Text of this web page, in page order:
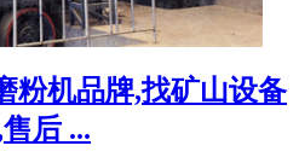
粉机品牌,找矿山设备
后 ...